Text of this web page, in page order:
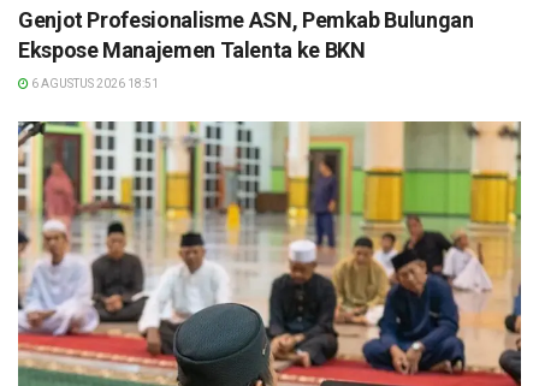
Genjot Profesionalisme ASN, Pemkab Bulungan
Ekspose Manajemen Talenta ke BKN
6 AGUSTUS 2026 18:51